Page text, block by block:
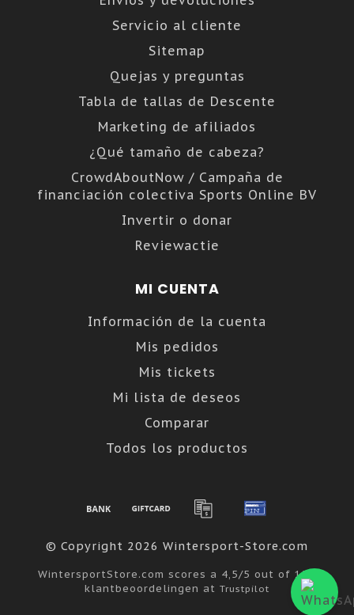
Servicio al cliente
Sitemap
Quejas y preguntas
Tabla de tallas de Descente
Marketing de afiliados
¿Qué tamaño de cabeza?
CrowdAboutNow / Campaña de
financiación colectiva Sports Online BV
Invertir o donar
Reviewactie
MI CUENTA
Información de la cuenta
Mis pedidos
Mis tickets
Mi lista de deseos
Comparar
Todos los productos
© Copyright 2026 Wintersport-Store.com
WintersportStore.com scores a 4,5/5 out of 122
klantbeoordelingen at Trustpilot